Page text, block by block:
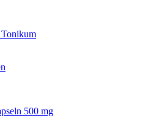
500 mg